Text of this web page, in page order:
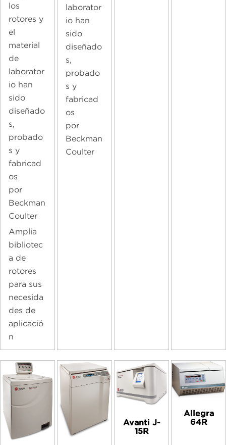
los
rotores y
el
material
de
laborator
io han
sido
diseñado
s,
probado
s y
fabricad
os
por
Beckman
Coulter
Amplia
bibliotec
a de
rotores
para sus
necesida
des de
aplicació
n
laborator
io han
sido
diseñado
s,
probado
s y
fabricad
os
por
Beckman
Coulter
Avanti J-
15R
Allegra
64R